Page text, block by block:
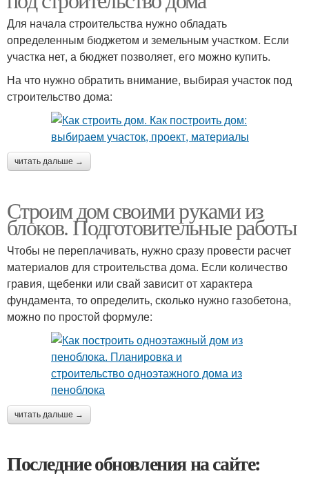
Для начала строительства нужно обладать
определенным бюджетом и земельным участком. Если
участка нет, а бюджет позволяет, его можно купить.
На что нужно обратить внимание, выбирая участок под
строительство дома:
читать дальше →
Строим дом своими руками из
блоков. Подготовительные работы
Чтобы не переплачивать, нужно сразу провести расчет
материалов для строительства дома. Если количество
гравия, щебенки или свай зависит от характера
фундамента, то определить, сколько нужно газобетона,
можно по простой формуле:
читать дальше →
Последние обновления на сайте: